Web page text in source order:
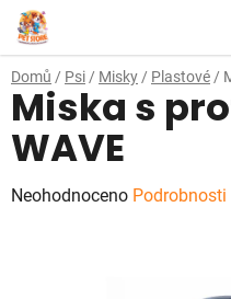
Přejít
na
obsah
Domů / Psi / Misky / Plastové /
Miska s
WAVE
Průměrné
Neohodnoceno